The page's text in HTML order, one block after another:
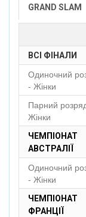
GRAND SLAM
ВСІ ФІНАЛИ
Одиночний
- Жінки
Парний
Жінки
ЧЕМПІОНАТ
АВСТРАЛІЇ
Одиночний
- Жінки
ЧЕМПІОНАТ
ФРАНЦІЇ